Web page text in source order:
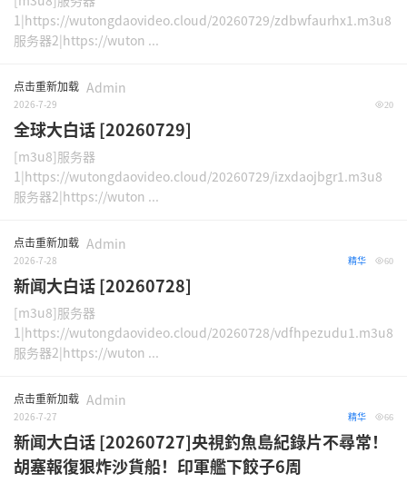
1|https://wutongdaovideo.cloud/20260729/zdbwfaurhx1.m3u8
服务器2|https://wuton ...
点击重新加载 Admin
2026-7-29 20
全球大白话 [20260729]
[m3u8]服务器
1|https://wutongdaovideo.cloud/20260729/izxdaojbgr1.m3u8
服务器2|https://wuton ...
点击重新加载 Admin
2026-7-28 60
精华
新闻大白话 [20260728]
[m3u8]服务器
1|https://wutongdaovideo.cloud/20260728/vdfhpezudu1.m3u8
服务器2|https://wuton ...
点击重新加载 Admin
2026-7-27 66
精华
新闻大白话 [20260727]央視釣魚島紀錄片不尋常！
胡塞報復狠炸沙貨船！印軍艦下餃子6周